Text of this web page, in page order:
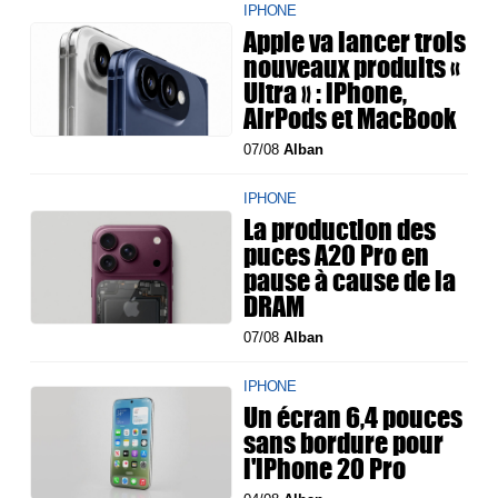
IPHONE
Apple va lancer trois
nouveaux produits «
Ultra » : iPhone,
AirPods et MacBook
07/08Alban
IPHONE
La production des
puces A20 Pro en
pause à cause de la
DRAM
07/08Alban
IPHONE
Un écran 6,4 pouces
sans bordure pour
l'iPhone 20 Pro